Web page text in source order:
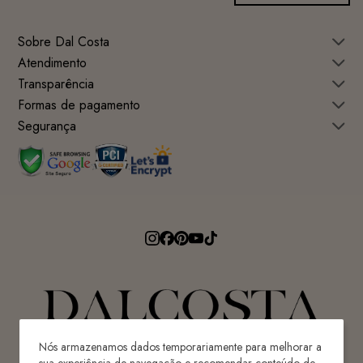
Nós armazenamos dados temporariamente para melhorar a
Sobre Dal Costa
Atendimento
Transparência
Formas de pagamento
Segurança